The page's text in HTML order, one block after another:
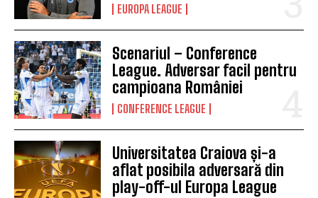
EUROPA LEAGUE
Scenariul – Conference
League. Adversar facil pentru
campioana României
CONFERENCE LEAGUE
Universitatea Craiova și-a
aflat posibila adversară din
play-off-ul Europa League